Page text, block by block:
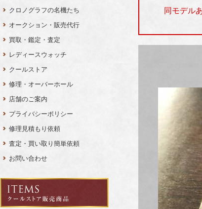
同モデル
クロノグラフの名機たち
オークション・販売代行
買取・鑑定・査定
レディースウォッチ
クールストア
修理・オーバーホール
店舗のご案内
プライバシーポリシー
修理見積もり依頼
査定・買い取り簡単依頼
お問い合わせ